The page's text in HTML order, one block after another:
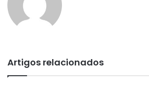
Artigos relacionados